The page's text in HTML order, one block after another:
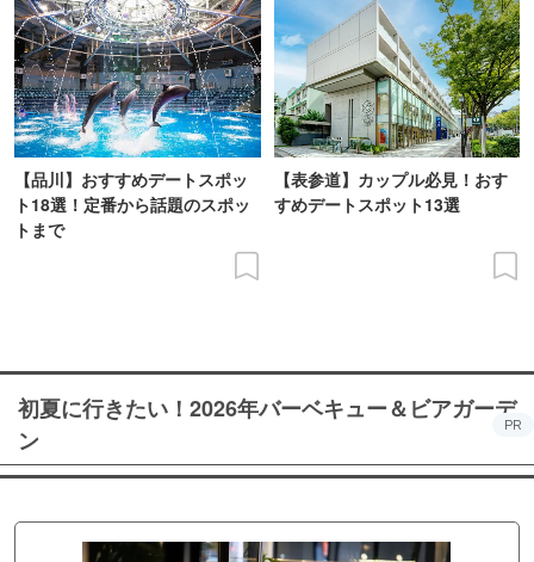
【品川】おすすめデートスポッ
ト18選！定番から話題のスポッ
トまで
【表参道】カップル必見！おす
すめデートスポット13選
初夏に行きたい！2026年バーベキュー＆ビアガーデ
ン
PR